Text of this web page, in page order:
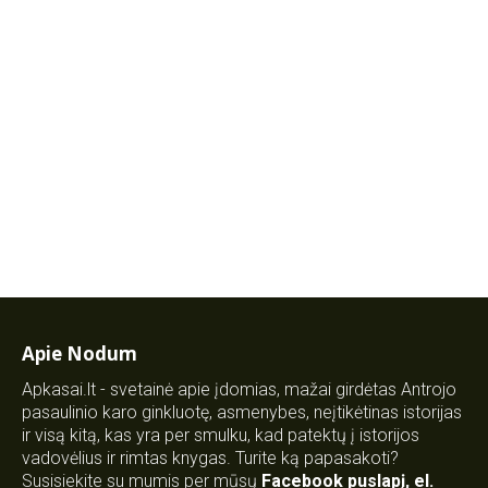
Apie Nodum
Apkasai.lt - svetainė apie įdomias, mažai girdėtas Antrojo
pasaulinio karo ginkluotę, asmenybes, neįtikėtinas istorijas
ir visą kitą, kas yra per smulku, kad patektų į istorijos
vadovėlius ir rimtas knygas. Turite ką papasakoti?
Susisiekite su mumis per mūsų Facebook puslapį, el.